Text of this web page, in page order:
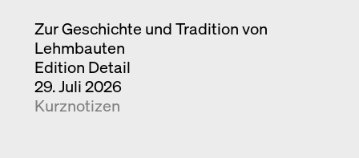
Zur Geschichte und Tradition von
Lehmbauten
Edition Detail
29. Juli 2026
Kurznotizen